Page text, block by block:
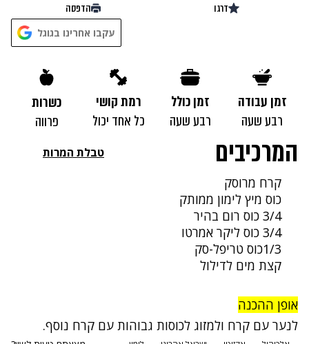
דרגו הדפסה
עקבו אחרינו בגוגל
זמן עבודה
רבע שעה
זמן כולל
רבע שעה
רמת קושי
כל אחד יכול
כשרות
פרווה
המרכיבים טבלת המרות
קרח מרוסק
כוס מיץ לימון ממותק
3/4 כוס רום בהיר
3/4 כוס ליקר אמרטו
1/3כוס טריפל-סק
קצת מים לדילול
אופן ההכנה
לנער עם קרח ולמזוג לכוסות גבוהות עם קרח נוסף.